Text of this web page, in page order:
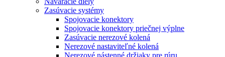
Zasúvacie systémy
Spojovacie konektory
Spojovacie konektory priečnej výplne
Zasúvacie nerezové kolená
Nerezové nastaviteľné kolená
Nerezové nástenné držiaky pre rúru